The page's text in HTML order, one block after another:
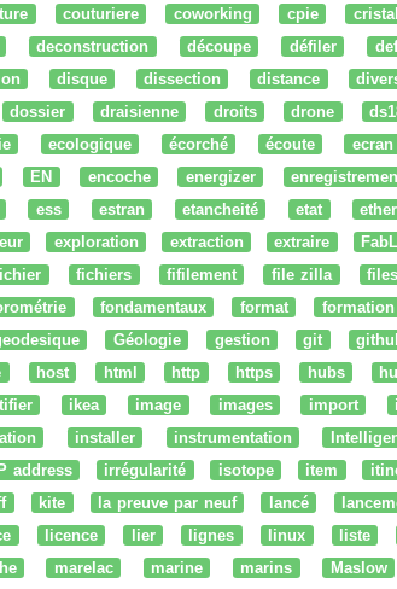
couturiere coworking cpie
deconstruction découpe défiler
disque dissection distance
dossier draisienne droits drone
ecologique écorché écoute ecran
EN encoche energizer
ess estran etancheité etat
exploration extraction extraire
fichiers fifilement file zilla files
fondamentaux format formation
Géologie gestion git
host html http https hubs
ikea image images import
installer instrumentation
IP address irrégularité isotope item
kite la preuve par neuf lancé
licence lier lignes linux liste
marelac marine marins Maslow